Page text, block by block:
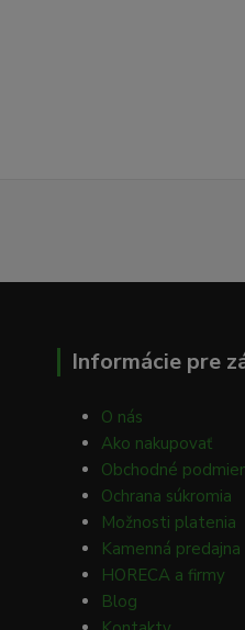
Informácie pre
O nás
Ako nakupovať
Obchodné
Ochrana súkromia
Možnosti platenia
Kamenná predajna
HORECA a firmy
Blog